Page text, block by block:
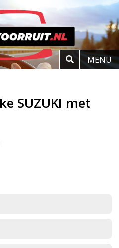
MENU
SUZUKI met